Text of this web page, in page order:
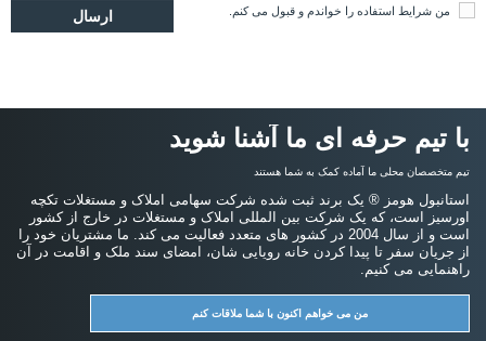
من شرایط استفاده را خواندم و قبول می کنم.
با تیم حرفه ای ما آشنا شوید
تیم متخصصان محلی ما آماده کمک به شما هستند
استانبول هومز ® یک برند ثبت شده شرکت سهامی املاک و مستغلات تکچه
اورسیز است، که یک شرکت بین المللی املاک و مستغلات در خارج از کشور
است و از سال 2004 در کشور های متعدد فعالیت می کند. ما مشتریان خود را
از جریان سفر تا پیدا کردن خانه رویایی شان، امضای سند ملک و اقامت در آن
راهنمایی می کنیم.
من می خواهم اکنون با شما ملاقات کنم